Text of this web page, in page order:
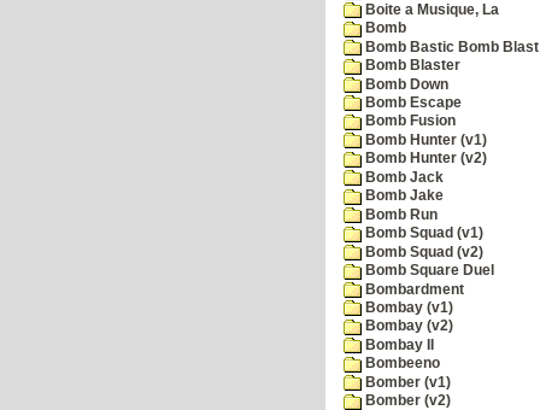
Boite a Musique, La
Bomb
Bomb Bastic Bomb
Bomb Blaster
Bomb Down
Bomb Escape
Bomb Fusion
Bomb Hunter (v1)
Bomb Hunter (v2)
Bomb Jack
Bomb Jake
Bomb Run
Bomb Squad (v1)
Bomb Squad (v2)
Bomb Square Duel
Bombardment
Bombay (v1)
Bombay (v2)
Bombay II
Bombeeno
Bomber (v1)
Bomber (v2)